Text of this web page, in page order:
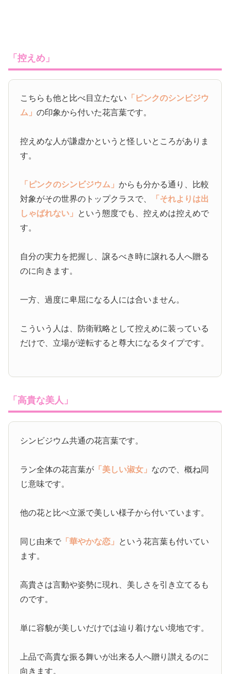
「控えめ」
こちらも他と比べ目立たない 「ピンクのシンビジウ
ム」の印象から付いた花言葉です。
控えめな人が謙虚かというと怪しいところがありま
す。
「ピンクのシンビジウム」からも分かる通り、比較
対象がその世界のトップクラスで、
「それよりは出
しゃばれない」 という態度でも、控えめは控えめで
す。
自分の実力を把握し、譲るべき時に譲れる人へ贈る
のに向きます。
一方、過度に卑屈になる人には合いません。
こういう人は、防衛戦略として控えめに装っている
だけで、立場が逆転すると尊大になるタイプです。
「高貴な美人」
シンビジウム共通の花言葉です。
ラン全体の花言葉が 「美しい淑女」 なので、概ね同
じ意味です。
他の花と比べ立派で美しい様子から付いています。
同じ由来で 「華やかな恋」 という花言葉も付いてい
ます。
高貴さは言動や姿勢に現れ、美しさを引き立てるも
のです。
単に容貌が美しいだけでは辿り着けない境地です。
上品で高貴な振る舞いが出来る人へ贈り讃えるのに
向きます。